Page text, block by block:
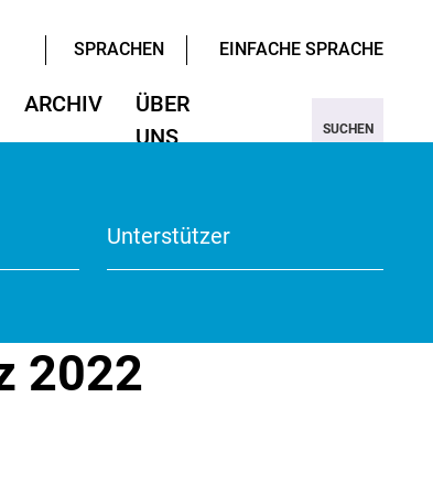
SPRACHEN EINFACHE SPRACHE
ARCHIV
ÜBER
UNS
Unterstützer
SUCHEN
2022